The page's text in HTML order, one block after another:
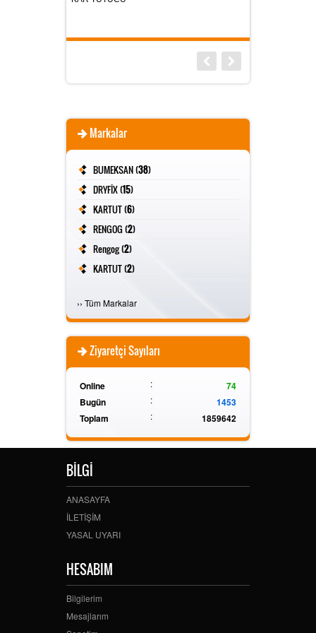
Markalar
BUMEKSAN (38)
DRYFİX (15)
KARTUT (6)
RENGOG (2)
Rengog (2)
KARTUT (2)
›› Tüm Markalar
Ziyaretçi Sayıları
Online :
74
Bugün
:
1453
Toplam
: 1859642
BİLGİ
ANASAYFA
İLETİŞİM
YASAL UYARI
HESABIM
Bilgilerim
Mesajlarım